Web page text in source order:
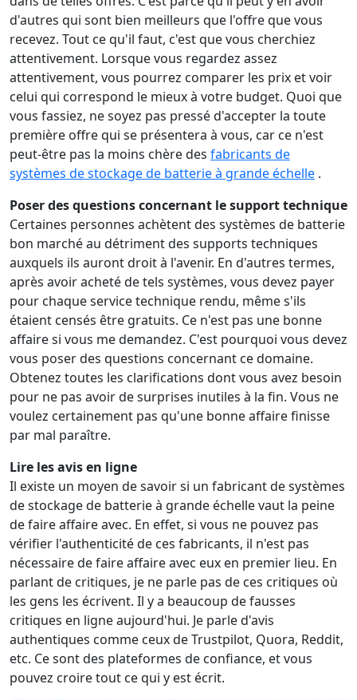
d'autres qui sont bien meilleurs que l'offre que vous
recevez. Tout ce qu'il faut, c'est que vous cherchiez
attentivement. Lorsque vous regardez assez
attentivement, vous pourrez comparer les prix et voir
celui qui correspond le mieux à votre budget. Quoi que
vous fassiez, ne soyez pas pressé d'accepter la toute
première offre qui se présentera à vous, car ce n'est
peut-être pas la moins chère des fabricants de
systèmes de stockage de batterie à grande échelle .
Poser des questions concernant le support technique
Certaines personnes achètent des systèmes de batterie
bon marché au détriment des supports techniques
auxquels ils auront droit à l'avenir. En d'autres termes,
après avoir acheté de tels systèmes, vous devez payer
pour chaque service technique rendu, même s'ils
étaient censés être gratuits. Ce n'est pas une bonne
affaire si vous me demandez. C'est pourquoi vous devez
vous poser des questions concernant ce domaine.
Obtenez toutes les clarifications dont vous avez besoin
pour ne pas avoir de surprises inutiles à la fin. Vous ne
voulez certainement pas qu'une bonne affaire finisse
par mal paraître.
Lire les avis en ligne
Il existe un moyen de savoir si un fabricant de systèmes
de stockage de batterie à grande échelle vaut la peine
de faire affaire avec. En effet, si vous ne pouvez pas
vérifier l'authenticité de ces fabricants, il n'est pas
nécessaire de faire affaire avec eux en premier lieu. En
parlant de critiques, je ne parle pas de ces critiques où
les gens les écrivent. Il y a beaucoup de fausses
critiques en ligne aujourd'hui. Je parle d'avis
authentiques comme ceux de Trustpilot, Quora, Reddit,
etc. Ce sont des plateformes de confiance, et vous
pouvez croire tout ce qui y est écrit.